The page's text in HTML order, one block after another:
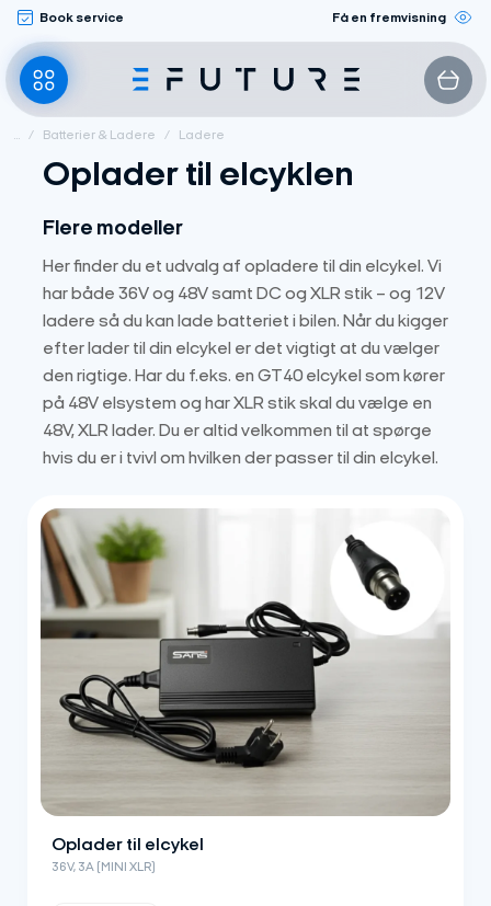
... / Batterier & Ladere / Ladere
Fortsæt
indhold
Book service Få en fremvisning
Oplader til elcyklen
Flere modeller
Her finder du et udvalg af opladere til din elcykel. Vi
har både 36V og 48V samt DC og XLR stik – og 12V
ladere så du kan lade batteriet i bilen. Når du kigger
efter lader til din elcykel er det vigtigt at du vælger
den rigtige. Har du f.eks. en GT40 elcykel som kører
på 48V elsystem og har XLR stik skal du vælge en
48V, XLR lader. Du er altid velkommen til at spørge
hvis du er i tvivl om hvilken der passer til din elcykel.
Oplader til elcykel
36V, 3A (MINI XLR)